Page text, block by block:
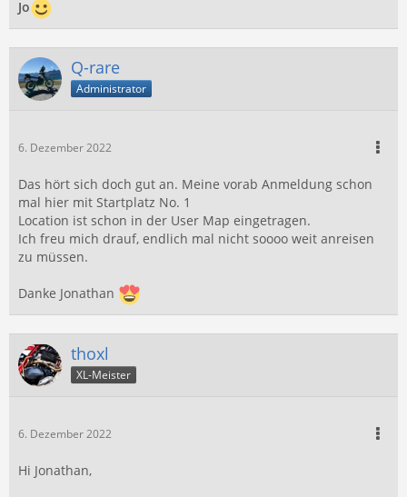
Jo
Q-rare
Administrator
6. Dezember 2022
Das hört sich doch gut an. Meine vorab Anmeldung schon
mal hier mit Startplatz No. 1
Location ist schon in der User Map eingetragen.
Ich freu mich drauf, endlich mal nicht soooo weit anreisen
zu müssen.
Danke Jonathan
thoxl
XL-Meister
6. Dezember 2022
Hi Jonathan,